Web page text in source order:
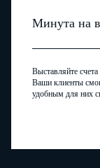
Минута на
Выставляйте
Ваши клиенты
удобным для них